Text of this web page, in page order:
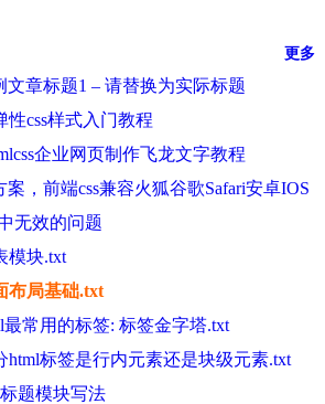
更多
文章标题1 – 请替换为实际标题
性css样式入门教程
企业网页制作飞龙文字教程
，前端css兼容火狐谷歌Safari安卓IOS
无效的问题
模块.txt
布局基础.txt
常用的标签: 标签金字塔.txt
html标签是行内元素还是块级元素.txt
题模块写法